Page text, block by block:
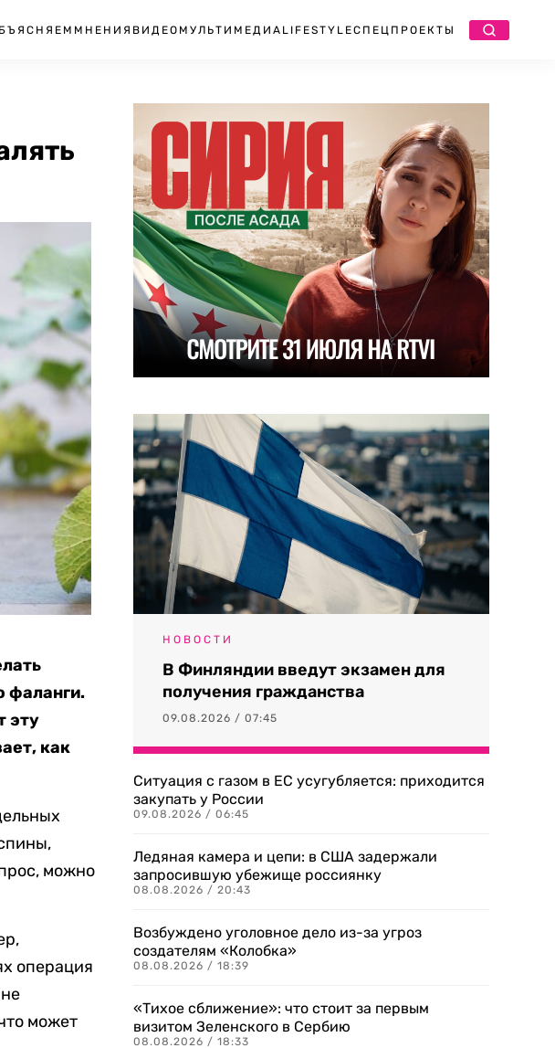
МНЕНИЯ ВИДЕО МУЛЬТИМЕДИА LIFESTYLEСПЕЦПРОЕКТЫ
фаланги.
эту
как
можно
операция
может
НОВОСТИ
В Финляндии введут экзамен для
получения гражданства
09.08.2026 / 07:45
Ситуация с газом в ЕС усугубляется: приходится
закупать у России
09.08.2026 / 06:45
Ледяная камера и цепи: в США задержали
запросившую убежище россиянку
08.08.2026 / 20:43
Возбуждено уголовное дело из-за угроз
создателям «Колобка»
08.08.2026 / 18:39
«Тихое сближение»: что стоит за первым
визитом Зеленского в Сербию
08.08.2026 / 18:33